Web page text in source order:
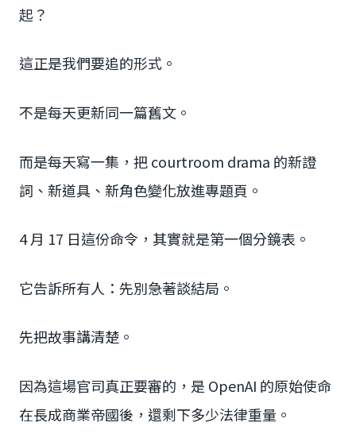
起？
這正是我們要追的形式。
不是每天更新同一篇舊文。
而是每天寫一集，把 courtroom drama 的新證
詞、新道具、新角色變化放進專題頁。
4 月 17 日這份命令，其實就是第一個分鏡表。
它告訴所有人：先別急著談結局。
先把故事講清楚。
因為這場官司真正要審的，是 OpenAI 的原始使命
在長成商業帝國後，還剩下多少法律重量。